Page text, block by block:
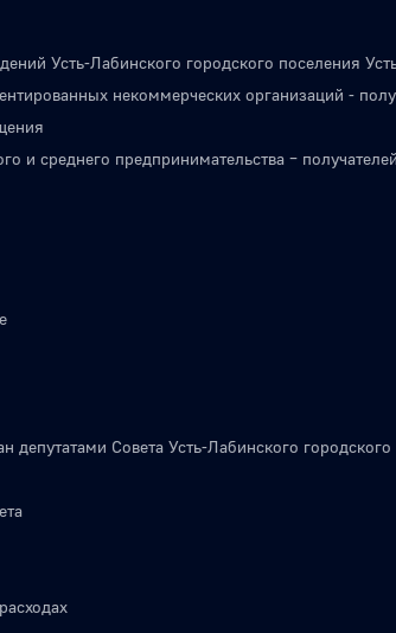
Усть-Лабинского городского поселения
некоммерческих организаций -
и среднего предпринимательства –
депутатами Совета Усть-Лабинского